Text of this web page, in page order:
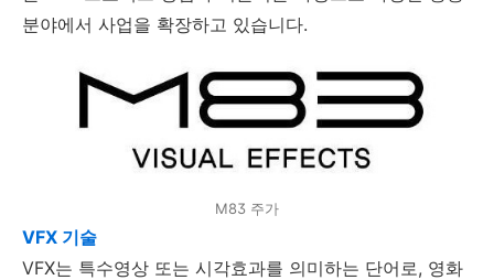
분야에서 사업을 확장하고 있습니다.
M83 주가
VFX 기술
VFX는 특수영상 또는 시각효과를 의미하는 단어로, 영화